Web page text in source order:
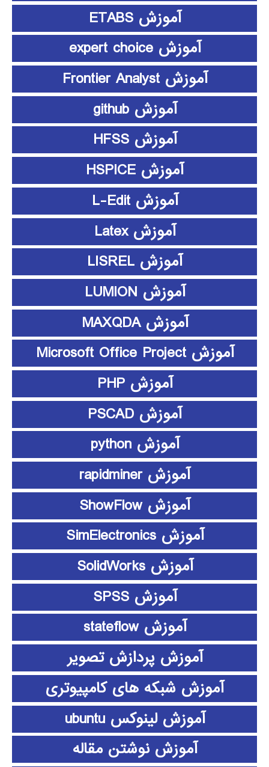
آموزش ETABS
آموزش expert choice
آموزش Frontier Analyst
آموزش github
آموزش HFSS
آموزش HSPICE
آموزش L-Edit
آموزش Latex
آموزش LISREL
آموزش LUMION
آموزش MAXQDA
آموزش Microsoft Office Project
آموزش PHP
آموزش PSCAD
آموزش python
آموزش rapidminer
آموزش ShowFlow
آموزش SimElectronics
آموزش SolidWorks
آموزش SPSS
آموزش stateflow
آموزش پردازش تصویر
آموزش شبکه های کامپیوتری
آموزش لینوکس ubuntu
آموزش نوشتن مقاله